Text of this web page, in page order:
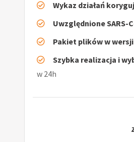
Wykaz działań
Uwzględnione SARS-
Pakiet plików w
Szybka realizacja i
w 24h